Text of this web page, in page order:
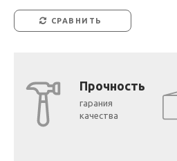
СРАВНИТЬ
Прочность
гарания
качества